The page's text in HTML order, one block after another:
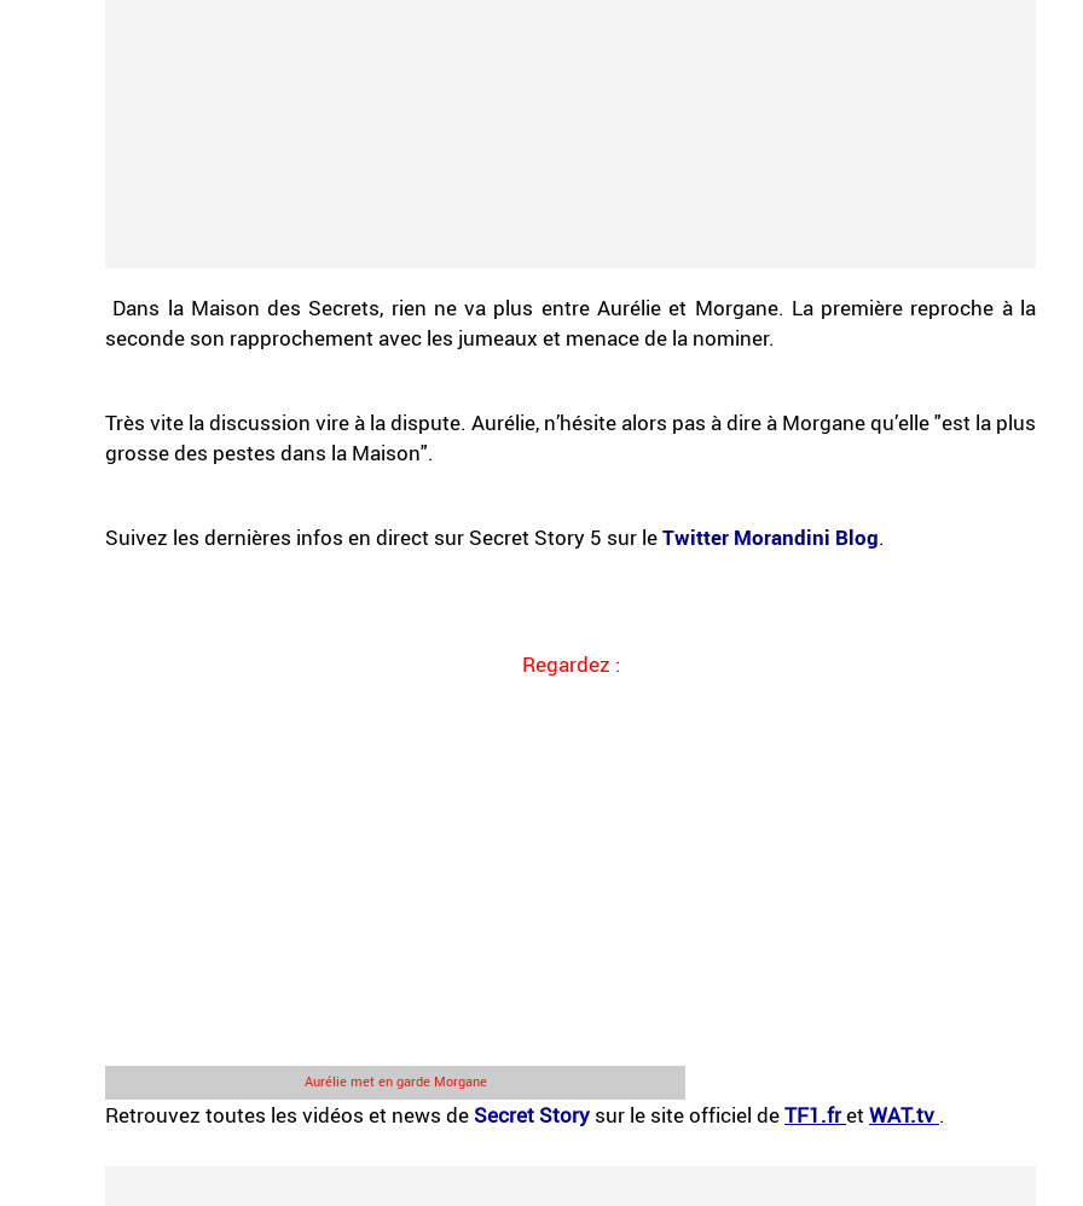
Dans la Maison des Secrets, rien ne va plus entre Aurélie et Morgane. La première reproche à la
seconde son rapprochement avec les jumeaux et menace de la nominer.
Très vite la discussion vire à la dispute. Aurélie, n’hésite alors pas à dire à Morgane qu’elle "est la plus
grosse des pestes dans la Maison".
Suivez les dernières infos en direct sur Secret Story 5 sur leTwitter Morandini Blog.
Regardez :
Aurélie met en garde Morgane
Retrouvez toutes les vidéos et news deSecret Story sur le site officiel deTF1.fret WAT.tv .